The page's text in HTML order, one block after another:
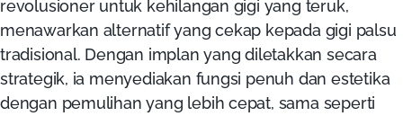
revolusioner untuk kehilangan gigi yang teruk,
menawarkan alternatif yang cekap kepada gigi palsu
tradisional. Dengan implan yang diletakkan secara
strategik, ia menyediakan fungsi penuh dan estetika
dengan pemulihan yang lebih cepat, sama seperti